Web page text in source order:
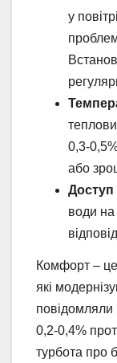
у
0,3-
або
води на
Комфорт –
які
повідомляли
0,2-0,4%
турбота про